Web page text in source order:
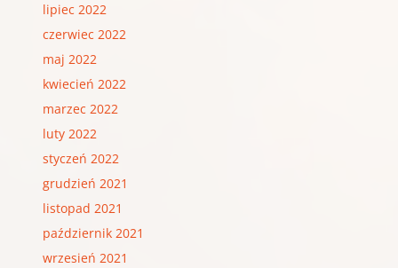
lipiec 2022
czerwiec 2022
maj 2022
kwiecień 2022
marzec 2022
luty 2022
styczeń 2022
grudzień 2021
listopad 2021
październik 2021
wrzesień 2021